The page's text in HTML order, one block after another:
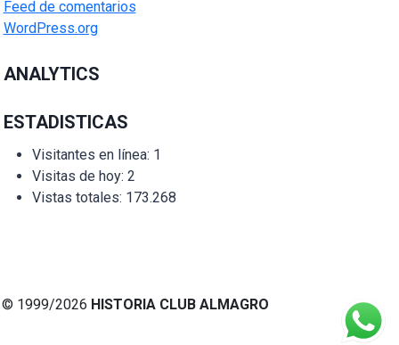
Feed de comentarios
WordPress.org
ANALYTICS
ESTADISTICAS
Visitantes en línea: 1
Visitas de hoy: 2
Vistas totales: 173.268
© 1999/2026 HISTORIA CLUB ALMAGRO